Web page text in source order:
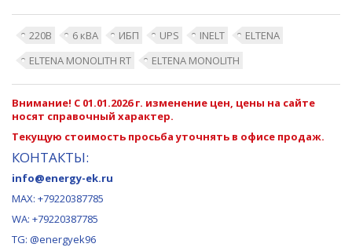
220В 6 кВА ИБП UPS INELT
ELTENA
ELTENA MONOLITH RT
ELTENA MONOLITH
Внимание! С 01.01.2026 г. изменение цен, цены на сайте
носят справочный характер.
Текущую стоимость просьба уточнять в офисе продаж.
КОНТАКТЫ:
info@energy-ek.ru
MAX: +79220387785
WA: +79220387785
TG: @energyek96